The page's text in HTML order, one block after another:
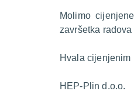
Molimo
završetka
Hvala cijenjenim
HEP-Plin d.o.o.